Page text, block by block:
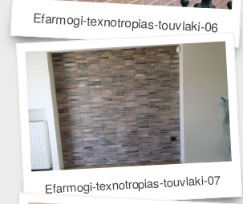
Efarmogi-texnotropias-touvlaki-06
Efarmogi-texnotropias-touvlaki-07